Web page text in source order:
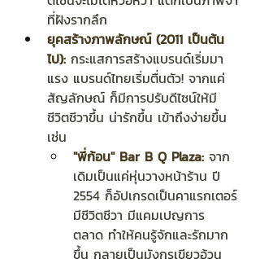
ที่ฝังรากลึก
ยุคสร้างภาพลักษณ์ (2011 เป็นต้น
ไป): กระแสการสร้างแบรนด์เริ่มมา
แรง แบรนด์ไทยเริ่มตื่นตัว! จากแค่
สัญลักษณ์ ก็มีการปรับดีไซน์ให้มี
ชีวิตชีวาขึ้น น่ารักขึ้น เข้าถึงง่ายขึ้น
เช่น
"พี่ก้อน" Bar B Q Plaza: จาก
เดิมเป็นแค่หุ่นวางหน้าร้าน ปี
2554 ก็อัปเกรดเป็นคาแรกเตอร์
มีชีวิตชีวา มีแคมเปญการ
ตลาด ทำให้คนรู้จักและรักมาก
ขึ้น กลายเป็นมังกรเขียวอ้วน